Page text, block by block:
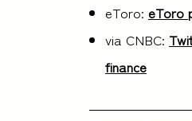
eToro: eToro
via CNBC:
finance